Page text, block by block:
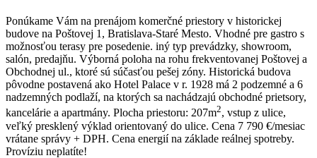
Ponúkame Vám na prenájom komerčné priestory v historickej
budove na Poštovej 1, Bratislava-Staré Mesto. Vhodné pre gastro s
možnosťou terasy pre posedenie. iný typ prevádzky, showroom,
salón, predajňu. Výborná poloha na rohu frekventovanej Poštovej a
Obchodnej ul., ktoré sú súčasťou pešej zóny. Historická budova
pôvodne postavená ako Hotel Palace v r. 1928 má 2 podzemné a 6
nadzemných podlaží, na ktorých sa nachádzajú obchodné prietsory,
kancelárie a apartmány. Plocha priestoru: 207m2, vstup z ulice,
veľký presklený výklad orientovaný do ulice. Cena 7 790 €/mesiac
vrátane správy + DPH. Cena energií na základe reálnej spotreby.
Províziu neplatíte!